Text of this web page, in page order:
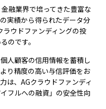
融業界で培ってきた豊富な
実績から得られたデータ分
ウドファンディングの投
のです。
人顧客の信用情報を蓄積し
り精度の高い与信評価をお
は、AGクラウドファンディ
フルへの融資」の安全性向